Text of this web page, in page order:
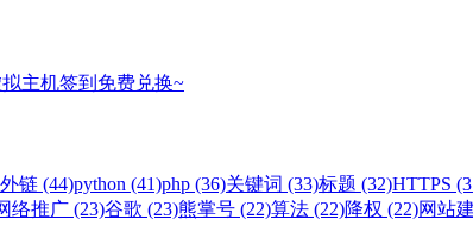
主机签到免费兑换~
外链 (44)python (41)php (36)关键词 (33)标题 (32)HTTPS
络推广 (23)谷歌 (23)熊掌号 (22)算法 (22)降权 (22)网站